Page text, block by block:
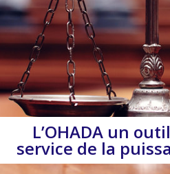
L’OHADA un
service de la